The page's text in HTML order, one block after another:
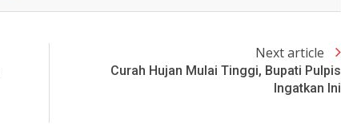
Next article
Curah Hujan Mulai Tinggi, Bupati Pulpis
Ingatkan Ini